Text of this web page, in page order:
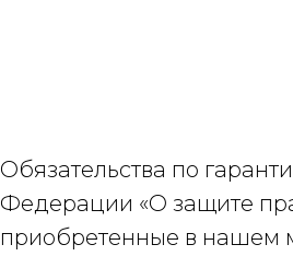
Обязательства по
Федерации «О защите
приобретенные в нашем